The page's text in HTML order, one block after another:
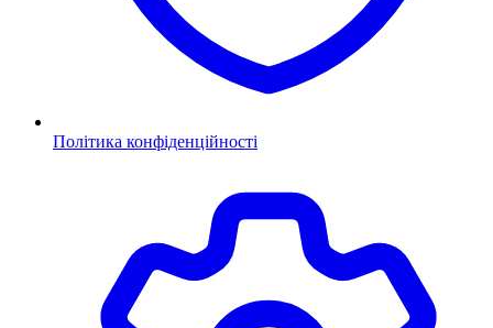
Політика конфіденційності